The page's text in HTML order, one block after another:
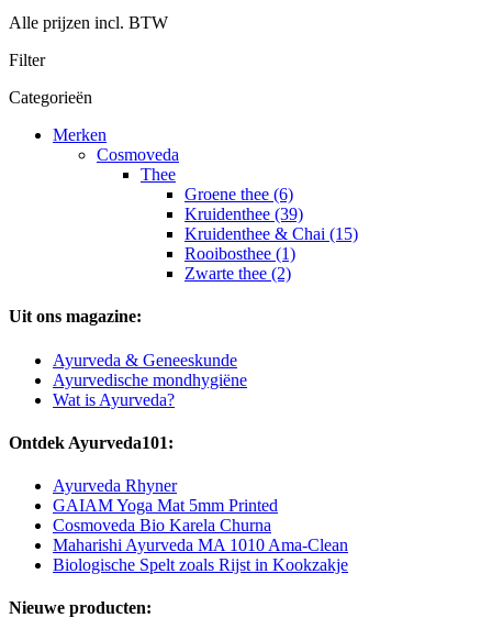
Alle prijzen incl. BTW
Filter
Categorieën
Merken
Cosmoveda
Thee
Groene thee (6)
Kruidenthee (39)
Kruidenthee & Chai (15)
Rooibosthee (1)
Zwarte thee (2)
Uit ons magazine:
Ayurveda & Geneeskunde
Ayurvedische mondhygiëne
Wat is Ayurveda?
Ontdek Ayurveda101:
Ayurveda Rhyner
GAIAM Yoga Mat 5mm Printed
Cosmoveda Bio Karela Churna
Maharishi Ayurveda MA 1010 Ama-Clean
Biologische Spelt zoals Rijst in Kookzakje
Nieuwe producten: